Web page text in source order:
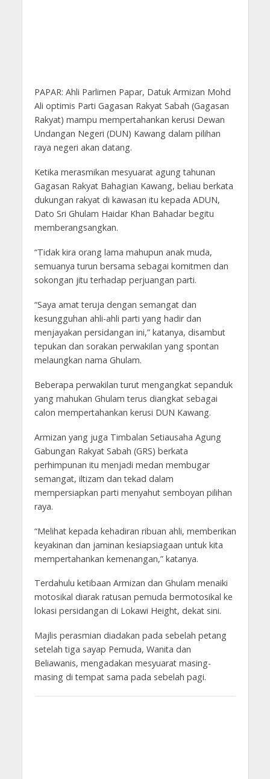
PAPAR: Ahli Parlimen Papar, Datuk Armizan Mohd
Ali optimis Parti Gagasan Rakyat Sabah (Gagasan
Rakyat) mampu mempertahankan kerusi Dewan
Undangan Negeri (DUN) Kawang dalam pilihan
raya negeri akan datang.
Ketika merasmikan mesyuarat agung tahunan
Gagasan Rakyat Bahagian Kawang, beliau berkata
dukungan rakyat di kawasan itu kepada ADUN,
Dato Sri Ghulam Haidar Khan Bahadar begitu
memberangsangkan.
“Tidak kira orang lama mahupun anak muda,
semuanya turun bersama sebagai komitmen dan
sokongan jitu terhadap perjuangan parti.
“Saya amat teruja dengan semangat dan
kesungguhan ahli-ahli parti yang hadir dan
menjayakan persidangan ini,” katanya, disambut
tepukan dan sorakan perwakilan yang spontan
melaungkan nama Ghulam.
Beberapa perwakilan turut mengangkat sepanduk
yang mahukan Ghulam terus diangkat sebagai
calon mempertahankan kerusi DUN Kawang.
Armizan yang juga Timbalan Setiausaha Agung
Gabungan Rakyat Sabah (GRS) berkata
perhimpunan itu menjadi medan membugar
semangat, iltizam dan tekad dalam
mempersiapkan parti menyahut semboyan pilihan
raya.
“Melihat kepada kehadiran ribuan ahli, memberikan
keyakinan dan jaminan kesiapsiagaan untuk kita
mempertahankan kemenangan,” katanya.
Terdahulu ketibaan Armizan dan Ghulam menaiki
motosikal diarak ratusan pemuda bermotosikal ke
lokasi persidangan di Lokawi Height, dekat sini.
Majlis perasmian diadakan pada sebelah petang
setelah tiga sayap Pemuda, Wanita dan
Beliawanis, mengadakan mesyuarat masing-
masing di tempat sama pada sebelah pagi.